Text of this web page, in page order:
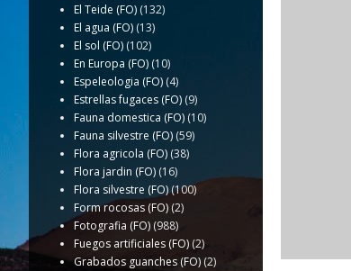
El Teide (FO) (132)
El agua (FO) (13)
El sol (FO) (102)
En Europa (FO) (10)
Espeleologia (FO) (4)
Estrellas fugaces (FO) (9)
Fauna domestica (FO) (10)
Fauna silvestre (FO) (59)
Flora agricola (FO) (38)
Flora jardin (FO) (16)
Flora silvestre (FO)(100)
Form rocosas (FO) (2)
Fotografia (FO) (988)
Fuegos artificiales (FO) (2)
Grabados guanches (FO) (2)